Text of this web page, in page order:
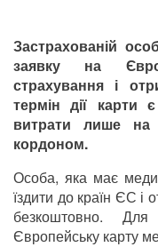
Застрахованій
заявку на
страхування і
термін дії карти
витрати лише на
кордоном.
Особа, яка має
їздити до країн ЄС і
безкоштовно.
Європейську карту